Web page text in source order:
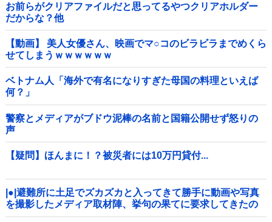
お前らがクリアファイルだと思ってるやつクリアホルダー
だからな？他
【動画】 美人女優さん、映画でマ○コのビラビラまでめくら
せてしまうｗｗｗｗｗｗ
ベトナム人「海外で有名になりすぎた母国の料理といえば
何？」
警察とメディアがブドウ泥棒の名前と国籍公開せず怒りの
声
【疑問】ほんまに！？被災者には10万円貸付...
|●|避難所に土足でズカズカと入ってきて勝手に動画や写真
を撮影したメディア取材陣、挙句の果てに要求してきたの
は……